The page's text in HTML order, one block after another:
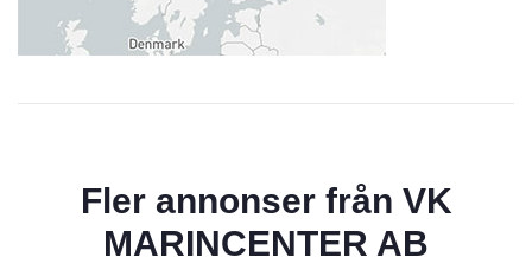
Fler annonser från VK
MARINCENTER AB